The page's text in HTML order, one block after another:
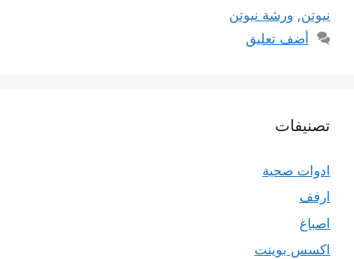
نيوتن, ورشة نيوتن
أضف تعليق
تصنيفات
ادوات صحية
ارفف
اصباغ
اكسس بوينت